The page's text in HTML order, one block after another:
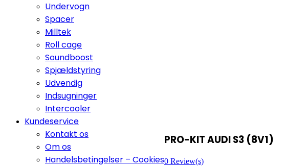
Undervogn
Spacer
Milltek
Roll cage
Soundboost
Spjældstyring
Udvendig
Indsugninger
Intercooler
Kundeservice
Kontakt os
Om os
Handelsbetingelser – Cookies
PRO-KIT AUDI S3 (8V1)
0 Review(s)